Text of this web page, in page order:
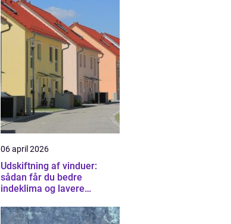
06 april 2026
Udskiftning af vinduer:
sådan får du bedre
indeklima og lavere